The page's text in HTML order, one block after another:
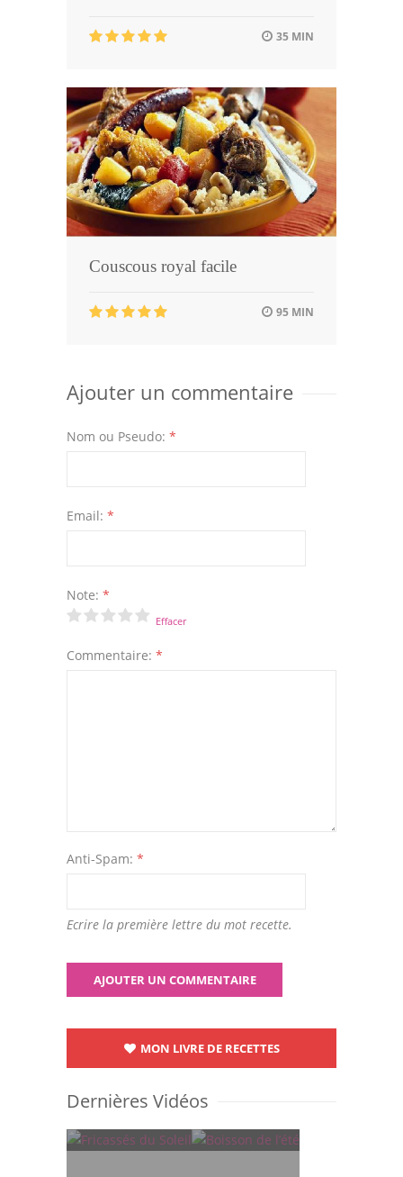
35 MIN
Couscous royal facile
95 MIN
Ajouter un commentaire
Nom ou Pseudo: *
Email: *
Note: *
Effacer
Commentaire: *
Anti-Spam: *
Ecrire la première lettre du mot recette.
MON LIVRE DE RECETTES
Dernières Vidéos